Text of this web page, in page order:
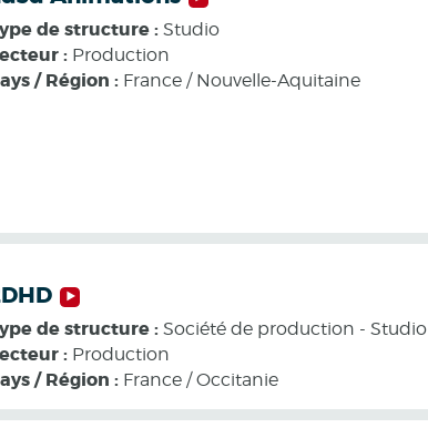
de structure : Studio
: Production
/ Région : France / Nouvelle-Aquitaine
de structure : Société de production - Studio
: Production
/ Région : France / Occitanie